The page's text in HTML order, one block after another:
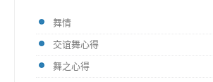
舞情
交谊舞心得
舞之心得